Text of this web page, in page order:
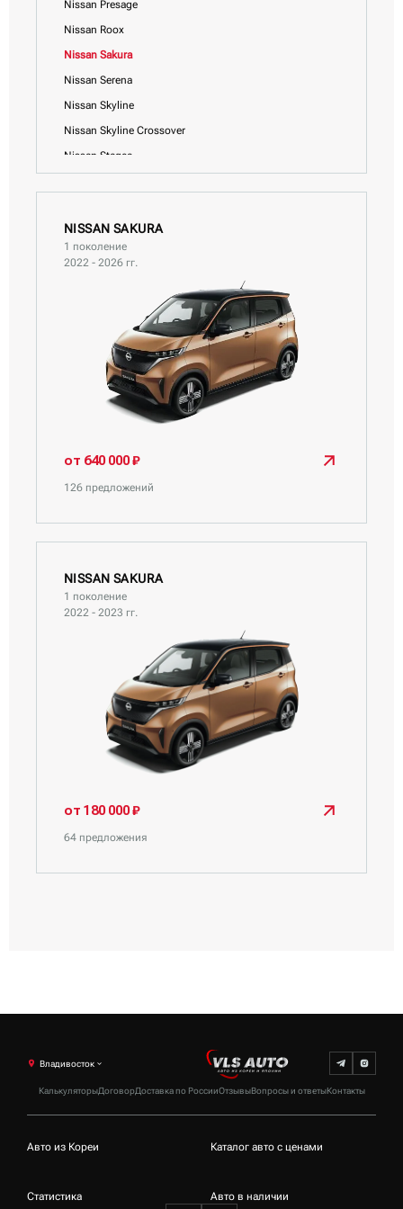
Nissan Presage
Nissan Roox
Nissan Sakura
Nissan Serena
Nissan Skyline
Nissan Skyline Crossover
Nissan Stagea
Nissan Tiida Latio
Nissan Vanette
NISSAN SAKURA
1 поколение
2022 - 2026 гг.
от 640 000 ₽
126 предложений
NISSAN SAKURA
1 поколение
2022 - 2023 гг.
от 180 000 ₽
64 предложения
КалькуляторыДоговорДоставка по РоссииОтзывыВопросы и ответыКонтакты
Владивосток
Авто из Кореи Каталог авто с ценами
Статистика Авто в наличии